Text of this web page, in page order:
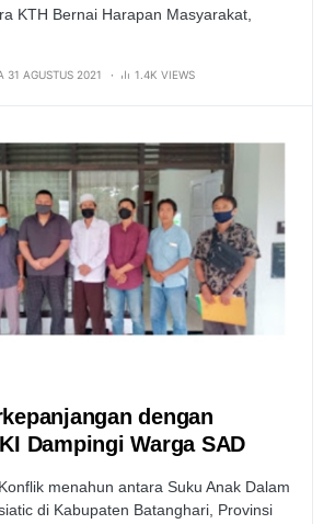
KTH Bernai Harapan Masyarakat,
31 AGUSTUS 2021 1.4K VIEWS
dengan
Dampingi Warga SAD
menahun antara Suku Anak Dalam
di Kabupaten Batanghari, Provinsi